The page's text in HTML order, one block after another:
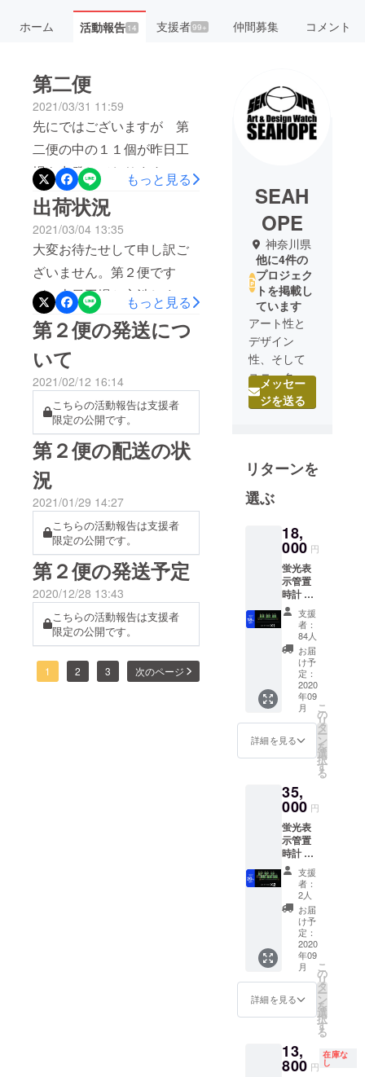
ホーム 活動報告14 支援者99+ 仲間募集 コメント
第二便
2021/03/31 11:59
先にではございますが 第
二便の中の１１個が昨日工
場を出発しております。ま
た到着次第配送させていた
だきます。どうぞよろしく
お願いいたします。
もっと見る
出荷状況
2021/03/04 13:35
大変お待たせして申し訳ご
ざいません。第２便です
が、本日工場と交渉しまし
てすぐに出荷できる数量が
１１個になるとのことで
す。 すぐに追っかけて残
数納品できると思います
が、取り急ぎ１１個の発送
が先になります。 到着次
第順次発送させていただき
ます。 また到着次第再度
ご報告させていただきま
す。
もっと見る
第２便の発送につ
いて
2021/02/12 16:14
こちらの活動報告は支援者
限定の公開です。
第２便の配送の状
況
2021/01/29 14:27
こちらの活動報告は支援者
限定の公開です。
第２便の発送予定
2020/12/28 13:43
こちらの活動報告は支援者
限定の公開です。
1 2 3 次のページ
SEAH
OPE
神奈川県
他に4件の
プロジェク
トを掲載し
ています
アート性と
デザイン
性、そして
ユニーク
さ、斬新さ
にこだわっ
設計・取扱
です。他
は一線を隔
した個性的
なメーカー
として幅広
い年齢層に
定評を得て
おり、その
インパクト
のあるデザ
インから著
名人ファン
も多く、映
ファッショ
ン小物とし
て採用いた
だいており
ます。
メッセー
ジを送る
リターンを
選ぶ
18,
000 円
蛍光表
示管置
時計 1
個 送
料・消
費税込
み 通常
販売価
22,000
円より
18%OF
F
支援
者：
84人
お届
け予
定：
2020
年09
月
詳細を見る
こ
の
リ
タ
ー
ン
を
選
択
す
る
35,
000 円
蛍光表
示管置
時計 2
個 送
料・消
費税込
み 通常
販売価
44,000
円より
20%OF
F
支援
者：
2人
お届
け予
定：
2020
年09
月
詳細を見る
こ
の
リ
タ
ー
ン
を
選
択
す
る
13,
800 円
在庫な
し